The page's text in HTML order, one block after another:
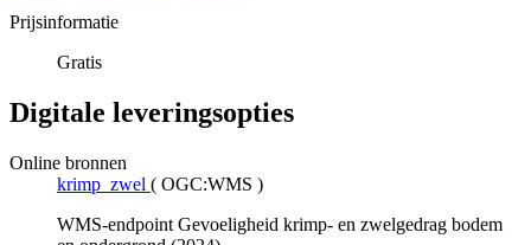
Prijsinformatie
Gratis
Digitale leveringsopties
Online bronnen
krimp_zwel ( OGC:WMS )
WMS-endpoint Gevoeligheid krimp- en zwelgedrag bodem